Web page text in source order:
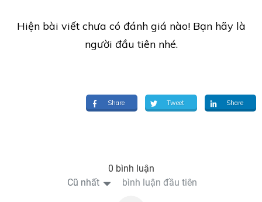
Hiện bài viết chưa có đánh giá nào! Bạn hãy là
người đầu tiên nhé.
Share Tweet Share
0 bình luận
Cũ nhất
bình luận đầu tiên